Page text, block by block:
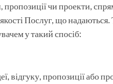
пропозиції чи проекти,
Послуг, що надаються.
у такий спосіб:
відгуку, пропозиції або